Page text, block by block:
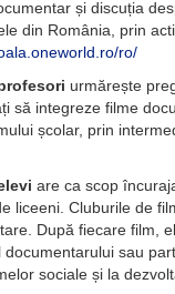
și discuția
din România, prin
ro/
urmărește
să integreze filme
școlar, prin
are ca scop
liceeni. Cluburile de
După fiecare film,
sau
sociale și la